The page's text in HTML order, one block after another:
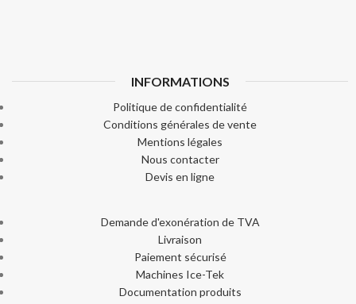
INFORMATIONS
Politique de confidentialité
Conditions générales de vente
Mentions légales
Nous contacter
Devis en ligne
Demande d'exonération de TVA
Livraison
Paiement sécurisé
Machines Ice-Tek
Documentation produits